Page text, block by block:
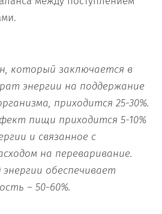
который заключается в
энергии на поддержание
приходится 25-30%.
пищи приходится 5-10%
и связанное с
на переваривание.
обеспечивает
– 50-60%.